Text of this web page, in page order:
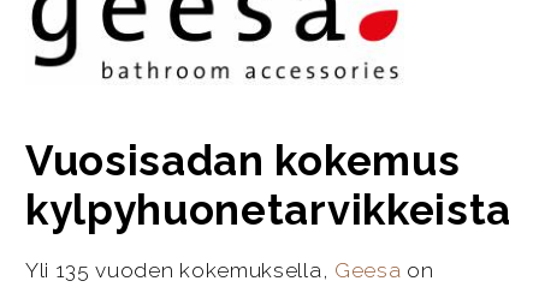
Vuosisadan kokemus
kylpyhuonetarvikkeista
Yli 135 vuoden kokemuksella, Geesa on